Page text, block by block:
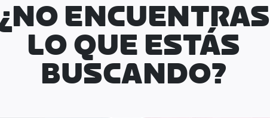
ENCUENTRAS
LO QUE ESTÁS
BUSCANDO?